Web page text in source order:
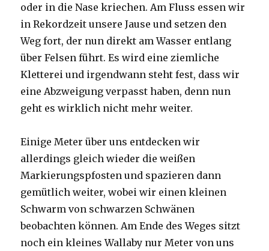
oder in die Nase kriechen. Am Fluss essen wir
in Rekordzeit unsere Jause und setzen den
Weg fort, der nun direkt am Wasser entlang
über Felsen führt. Es wird eine ziemliche
Kletterei und irgendwann steht fest, dass wir
eine Abzweigung verpasst haben, denn nun
geht es wirklich nicht mehr weiter.
Einige Meter über uns entdecken wir
allerdings gleich wieder die weißen
Markierungspfosten und spazieren dann
gemütlich weiter, wobei wir einen kleinen
Schwarm von schwarzen Schwänen
beobachten können. Am Ende des Weges sitzt
noch ein kleines Wallaby nur Meter von uns